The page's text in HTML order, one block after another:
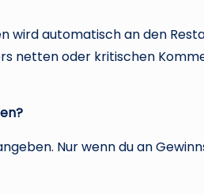
wird automatisch an den
netten oder kritischen
Nur wenn du an